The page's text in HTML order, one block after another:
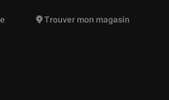
vont vous être proposées
Trouver mon magasin